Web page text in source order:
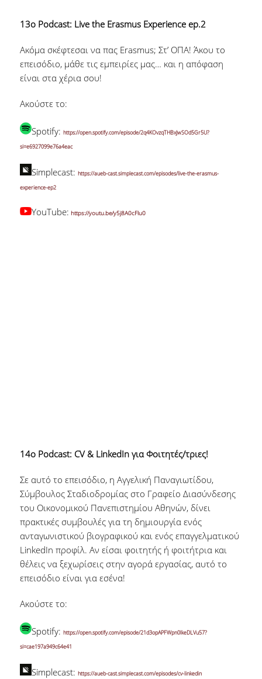
13ο Podcast: Live the Erasmus Experience ep.2
Ακόμα σκέφτεσαι να πας Erasmus; Στ’ ΟΠΑ! Άκου το
επεισόδιο, μάθε τις εμπειρίες μας… και η απόφαση
είναι στα χέρια σου!
Ακούστε το:
Spotify: https://open.spotify.com/episode/2q4KOvzqTHBxJwSOd5Gr5U?
si=e6927099e76a4eac
Simplecast: https://aueb-cast.simplecast.com/episodes/live-the-erasmus-
experience-ep2
YouTube: https://youtu.be/y5j8A0cFlu0
14ο Podcast: CV & LinkedIn για Φοιτητές/τριες!
Σε αυτό το επεισόδιο, η Αγγελική Παναγιωτίδου,
Σύμβουλος Σταδιοδρομίας στο Γραφείο Διασύνδεσης
του Οικονομικού Πανεπιστημίου Αθηνών, δίνει
πρακτικές συμβουλές για τη δημιουργία ενός
ανταγωνιστικού βιογραφικού και ενός επαγγελματικού
LinkedIn προφίλ. Αν είσαι φοιτητής ή φοιτήτρια και
θέλεις να ξεχωρίσεις στην αγορά εργασίας, αυτό το
επεισόδιο είναι για εσένα!
Ακούστε το:
Spotify: https://open.spotify.com/episode/21d3opAPFWpn0lkeDLVu57?
si=cae197a949c64e41
Simplecast: https://aueb-cast.simplecast.com/episodes/cv-linkedin